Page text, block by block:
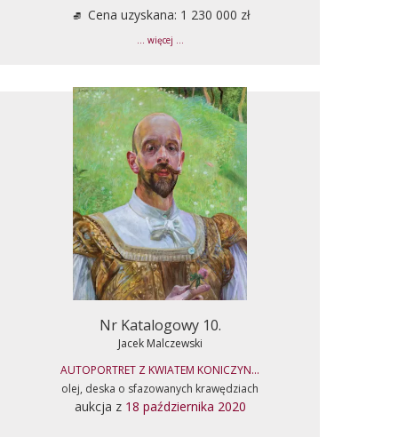
Cena uzyskana: 1 230 000 zł
... więcej ...
Nr Katalogowy 10.
Jacek Malczewski
AUTOPORTRET Z KWIATEM KONICZYN...
olej, deska o sfazowanych krawędziach
aukcja z 18 października 2020